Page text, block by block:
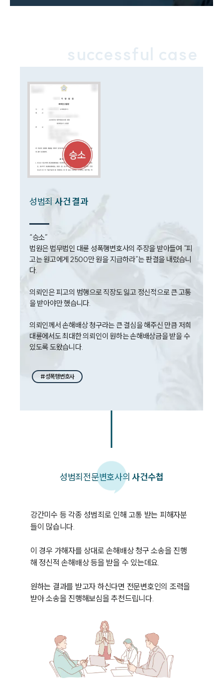
고객후기
성범죄대응부 업무
전체
소식/자료
언론보도
대륜법률상담예약
successful case
성범죄 사건 결과
“승소”
법원은 법무법인 대륜 성폭행변호사의 주장을 받아들여 “피
고는 원고에게 2500만 원을 지급하라”는 판결을 내렸습니
다.
의뢰인은 피고의 범행으로 직장도 잃고 정신적으로 큰 고통
을 받아야만 했습니다.
의뢰인께서 손해배상 청구라는 큰 결심을 해주신 만큼 저희
대륜에서도 최대한 의뢰인이 원하는 손해배상금을 받을 수
있도록 도왔습니다.
#성폭행변호사
성범죄전문변호사의사건수첩
강간미수 등 각종 성범죄로 인해 고통 받는 피해자분
들이 많습니다.
이 경우 가해자를 상대로 손해배상 청구 소송을 진행
해 정신적 손해배상 등을 받을 수 있는데요.
원하는 결과를 받고자 하신다면 전문변호인의 조력을
받아 소송을 진행해보심을 추천드립니다.